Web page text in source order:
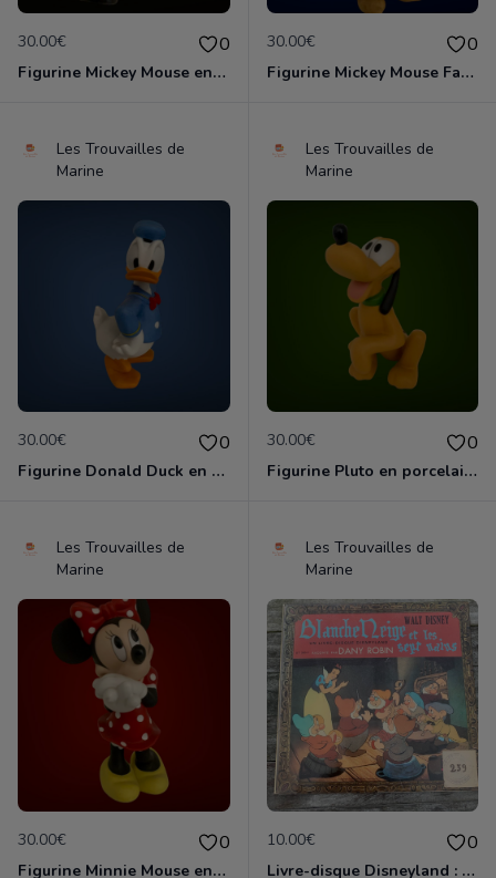
30.00€ 0
Figurine Mickey Mouse en porcelaine de 14 cm de haut marque Disney comme neuve
30.00€ 0
Figurine Mickey Mouse Fantasia en porcelaine de 16 cm de haut marque Disney comme neuve
Les Trouvailles de
Marine
30.00€ 0
Figurine Donald Duck en porcelaine de 14 cm de haut marque Disney comme neuve
Les Trouvailles de
Marine
30.00€ 0
Figurine Pluto en porcelaine de 11 cm de haut marque Disney comme neuve
Les Trouvailles de
Marine
30.00€ 0
Figurine Minnie Mouse en porcelaine de 14 cm de haut marque Disney comme neuve
Les Trouvailles de
Marine
10.00€ 0
Livre-disque Disneyland : Blanche-Neige et les 7 nains 33 tours 1/3 avec 24 pages en couleurs en bon état